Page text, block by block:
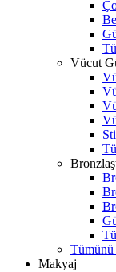
Vücut
Makyaj